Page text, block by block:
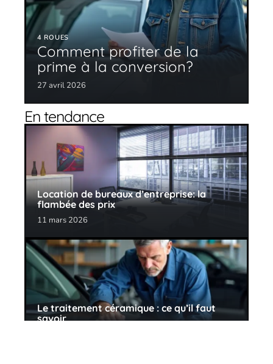
4 ROUES
Comment profiter de la
prime à la conversion?
27 avril 2026
En tendance
Location de bureaux d’entreprise: la
flambée des prix
11 mars 2026
Le traitement céramique : ce qu’il faut
savoir